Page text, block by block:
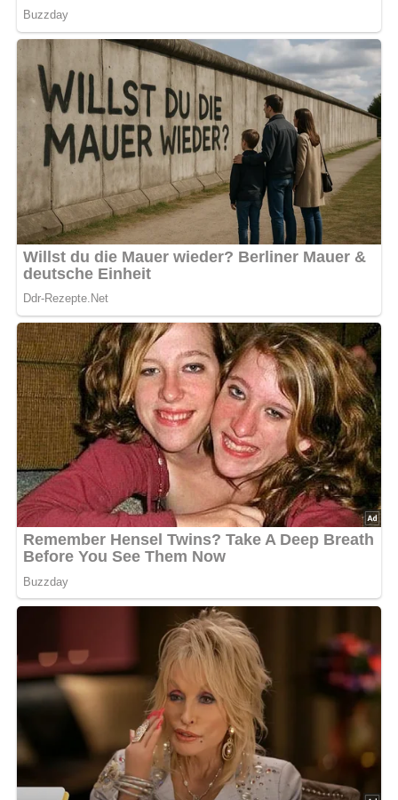
Fehlerlose, reife und ganze Tomaten kurz abbrühen, die
Haut abziehen und die Strünke entfernen. Die Tomaten
in Stücke schneiden. (Dauer: 15 Minuten)
Die Paprikaschoten in dünne Streifen schneiden.
(Dauer: 10 Minuten)
Tomatenstücke und Paprikastreifen in heißes
Gänsefett geben und vorsichtig dünsten, bis die
Tomaten etwas weicher werden. Dabei mit Salz
würzen. (Dauer: 15 Minuten)
Die Masse in sterile Weckgläser füllen. Obenauf eine
fingerdicke Schicht Gänsefett gießen, um das Lecso zu
konservieren. Die Gläser sorgfältig verschließen und
25–30 Minuten im Wasserbad einwecken. (Dauer: 30
Minuten)
Vor dem Verzehr das Lecso mit einigen rohen
Zwiebelscheiben kurz erhitzen und servieren. (Dauer:
10 Minuten)
Zubereitungszeit
Vorbereitungszeit
25 Minuten
Kochzeit
15 Minuten
Einweckzeit
30 Minuten
Gesamtzeit
70 Minuten
Schwierigkeitsgrad
Leicht – Die Zubereitung erfordert keine besonderen
Kochkenntnisse und ist ideal für alle, die das Einmachen
ausprobieren möchten.
Benötigte Küchenutensilien
Großer Topf – zum Dünsten des Gemüses